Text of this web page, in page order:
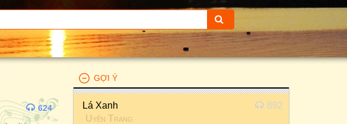
624
GỢI Ý
Lá Xanh
Uyên Trang
892